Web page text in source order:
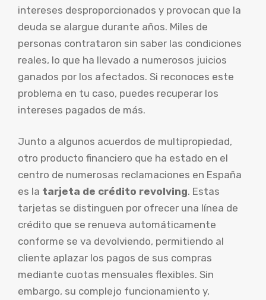
intereses desproporcionados y provocan que la
deuda se alargue durante años. Miles de
personas contrataron sin saber las condiciones
reales, lo que ha llevado a numerosos juicios
ganados por los afectados. Si reconoces este
problema en tu caso, puedes recuperar los
intereses pagados de más.
Junto a algunos acuerdos de multipropiedad,
otro producto financiero que ha estado en el
centro de numerosas reclamaciones en España
es la tarjeta de crédito revolving. Estas
tarjetas se distinguen por ofrecer una línea de
crédito que se renueva automáticamente
conforme se va devolviendo, permitiendo al
cliente aplazar los pagos de sus compras
mediante cuotas mensuales flexibles. Sin
embargo, su complejo funcionamiento y,